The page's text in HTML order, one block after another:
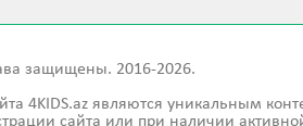
защищены. 2016-2026.
4KIDS.az являются уникальным
сайта или при наличии